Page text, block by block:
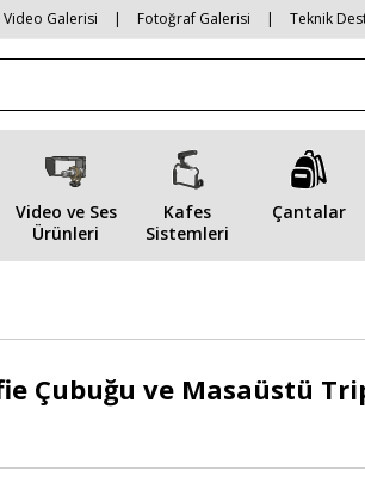
Video Galerisi | Fotoğraf Galerisi | Teknik
Video ve Ses
Ürünleri
Kafes
Sistemleri
Çantalar
Çubuğu ve Masaüstü